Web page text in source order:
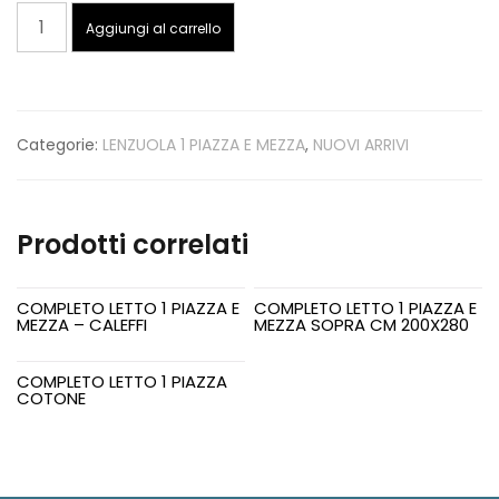
COMPLETO
LETTO
E
Aggiungi al carrello
Categorie: LENZUOLA 1 PIAZZA E MEZZA, NUOVI ARRIVI
Prodotti correlati
COMPLETO LETTO 1 PIAZZA E
MEZZA – CALEFFI
COMPLETO LETTO 1 PIAZZA E
MEZZA SOPRA CM 200X280
COMPLETO LETTO 1 PIAZZA
COTONE